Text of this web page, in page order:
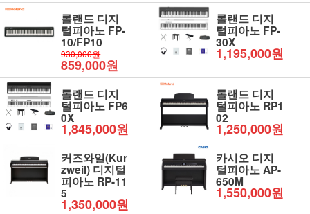
롤랜드 디지
털피아노 FP-
10/FP10
930,000원
859,000원
롤랜드 디지
털피아노 FP-
30X
1,195,000원
롤랜드 디지
털피아노 FP6
0X
1,845,000원
롤랜드 디지
털피아노 RP1
02
1,250,000원
커즈와일(Kur
zweil) 디지털
피아노 RP-11
5
1,350,000원
카시오 디지
털피아노 AP-
650M
1,550,000원